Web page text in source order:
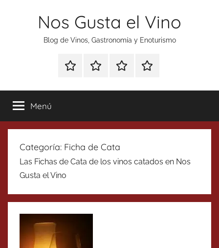
Nos Gusta el Vino
Blog de Vinos, Gastronomía y Enoturismo
Especial
Tonics
Enoturismo
Gastronomía
RankingContacto
Menú
Categoría: Ficha de Cata
Las Fichas de Cata de los vinos catados en Nos
Gusta el Vino